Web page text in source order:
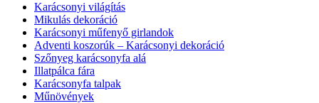
Karácsonyi világítás
Mikulás dekoráció
Karácsonyi műfenyő girlandok
Adventi koszorúk – Karácsonyi dekoráció
Szőnyeg karácsonyfa alá
Illatpálca fára
Karácsonyfa talpak
Műnövények